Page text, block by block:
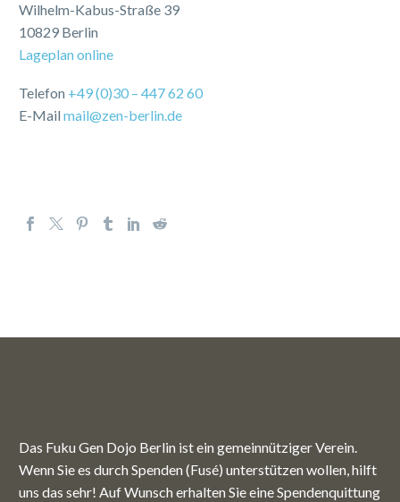
Wilhelm-Kabus-Straße 39
10829 Berlin
Lageplan online
Telefon +49 (0)30 – 447 62 60
E-Mail mail@zen-berlin.de
Das Fuku Gen Dojo Berlin ist ein gemeinnütziger Verein.
Wenn Sie es durch Spenden (Fusé) unterstützen wollen, hilft
uns das sehr! Auf Wunsch erhalten Sie eine Spendenquittung